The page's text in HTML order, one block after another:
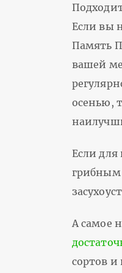
Если вы
Память
вашей
осенью,
Если
грибным
А самое
сортов